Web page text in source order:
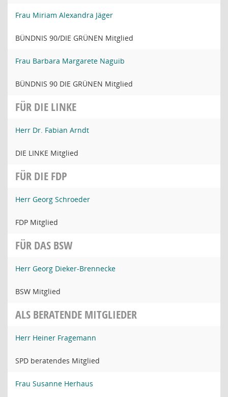
Frau Miriam Alexandra Jäger
BÜNDNIS 90/DIE GRÜNEN Mitglied
Frau Barbara Margarete Naguib
BÜNDNIS 90 DIE GRÜNEN Mitglied
FÜR DIE LINKE
Herr Dr. Fabian Arndt
DIE LINKE Mitglied
FÜR DIE FDP
Herr Georg Schroeder
FDP Mitglied
FÜR DAS BSW
Herr Georg Dieker-Brennecke
BSW Mitglied
ALS BERATENDE MITGLIEDER
Herr Heiner Fragemann
SPD beratendes Mitglied
Frau Susanne Herhaus